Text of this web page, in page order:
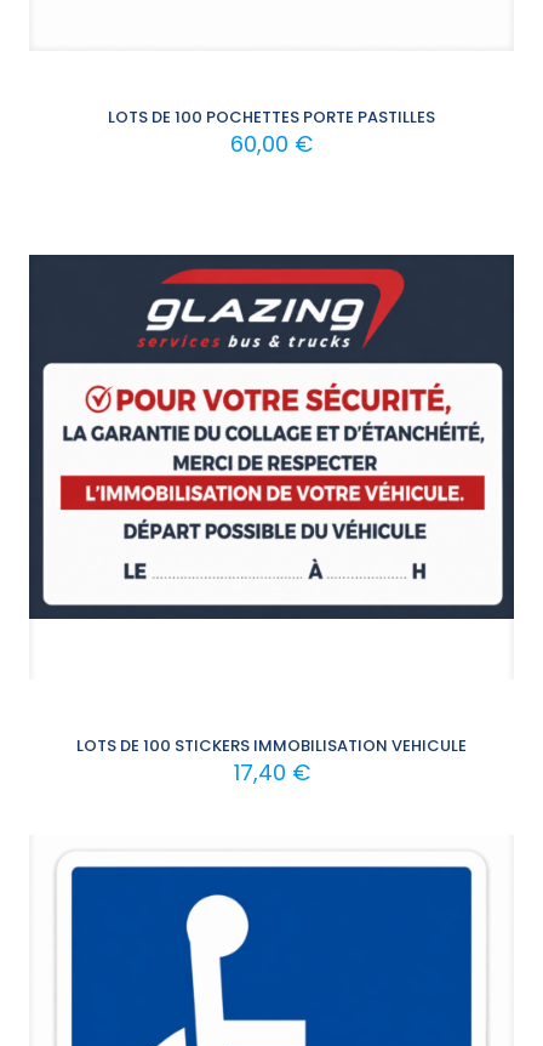
LOTS DE 100 POCHETTES PORTE PASTILLES
60,00 €
LOTS DE 100 STICKERS IMMOBILISATION VEHICULE
17,40 €